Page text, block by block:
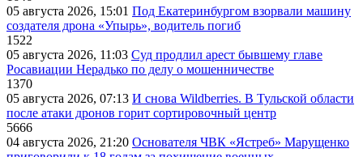
05 августа 2026, 15:01 Под Екатеринбургом взорвали машину
создателя дрона «Упырь», водитель погиб
1522
05 августа 2026, 11:03 Суд продлил арест бывшему главе
Росавиации Нерадько по делу о мошенничестве
1370
05 августа 2026, 07:13 И снова Wildberries. В Тульской области
после атаки дронов горит сортировочный центр
5666
04 августа 2026, 21:20 Основателя ЧВК «Ястреб» Марущенко